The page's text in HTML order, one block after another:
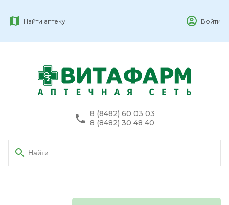
Найти аптеку Войти
8 (8482) 60 03 03
8 (8482) 30 48 40